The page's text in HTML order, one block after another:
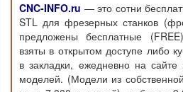
CNC-INFO.ru — это сотни
STL для фрезерных станков
предложены бесплатные
взяты в открытом доступе либо
в закладки, ежедневно на сайте
моделей. (Модели из